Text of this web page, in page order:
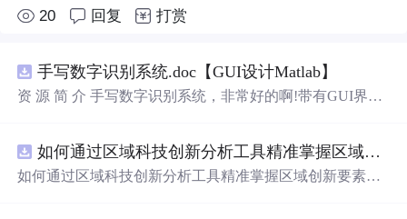
20 回复 打赏
手写数字识别系统.doc【GUI设计Matlab】
资 源 简 介 手写数字识别系统，非常好的啊!带有GUI界
带有直观的图形用户界面（GUI），非常容易使用。你只
需要将手写数字输入系统，它将立即给出准确的识别结
如何通过区域科技创新分析工具精准掌握区域创新要素分布与产业链融合现状？.docx
如何通过区域科技创新分析工具精准掌握区域创新要素分